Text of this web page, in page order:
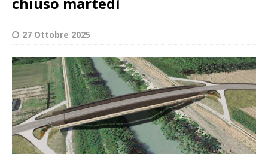
27 Ottobre 2025